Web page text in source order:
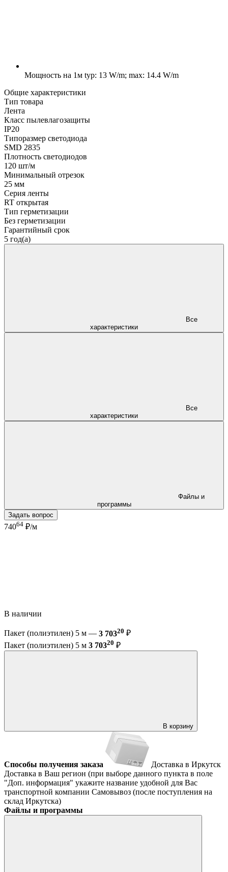
Мощность на 1м typ: 13 W/m; max: 14.4 W/m
Общие характеристики
Тип товара
Лента
Класс пылевлагозащиты
IP20
Типоразмер светодиода
SMD 2835
Плотность светодиодов
120 шт/м
Минимальный отрезок
25 мм
Серия ленты
RT открытая
Тип герметизации
Без герметизации
Гарантийный срок
5 год(а)
характеристики
характеристики
программы
Задать вопрос
74064 ₽/м
В наличии
Пакет (полиэтилен) 5 м — 3 70320 ₽
Пакет (полиэтилен) 5 м 3 70320 ₽
В корзину
Способы получения заказа
Доставка в Иркутск
Доставка в Ваш регион (при выборе данного пункта в поле
"Доп. информация" укажите название удобной для Вас
транспортной компании Самовывоз (после поступления на
склад Иркутска)
Файлы и программы